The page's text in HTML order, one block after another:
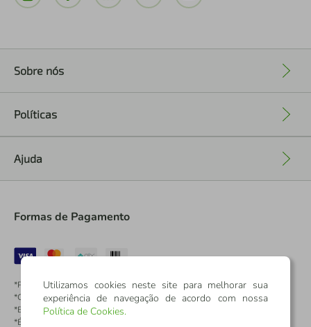
Sobre nós
Políticas
Ajuda
Formas de Pagamento
*Pontos dos Cartões Sicredi
*Cartões Sicredi
*Boleto exclusivo para associados PJ
*É vedada a cobrança de preço superior, valor ou encargo adicional para
Utilizamos cookies neste site para melhorar sua
experiência de navegação de acordo com nossa
Política de Cookies.